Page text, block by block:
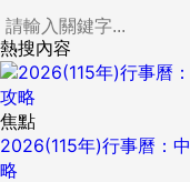
熱搜內容
焦點
2026(115年)行事曆：
略